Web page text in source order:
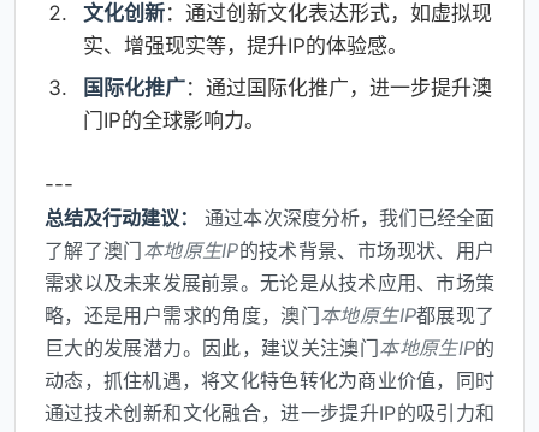
文化创新：通过创新文化表达形式，如虚拟现
实、增强现实等，提升IP的体验感。
国际化推广：通过国际化推广，进一步提升澳
门IP的全球影响力。
---
总结及行动建议：
通过本次深度分析，我们已经全面
了解了澳门 本地原生IP的技术背景、市场现状、用户
需求以及未来发展前景。无论是从技术应用、市场策
略，还是用户需求的角度，澳门本地原生IP都展现了
巨大的发展潜力。因此，建议关注澳门本地原生IP的
动态，抓住机遇，将文化特色转化为商业价值，同时
通过技术创新和文化融合，进一步提升IP的吸引力和